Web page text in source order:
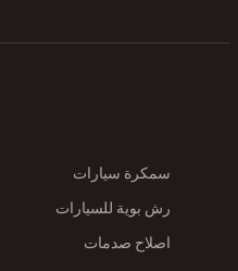
سمكرة سيارات
رش بوية للسيارات
اصلاح صدمات